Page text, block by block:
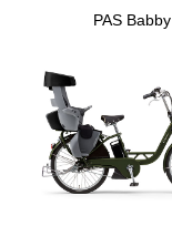
PAS Babby